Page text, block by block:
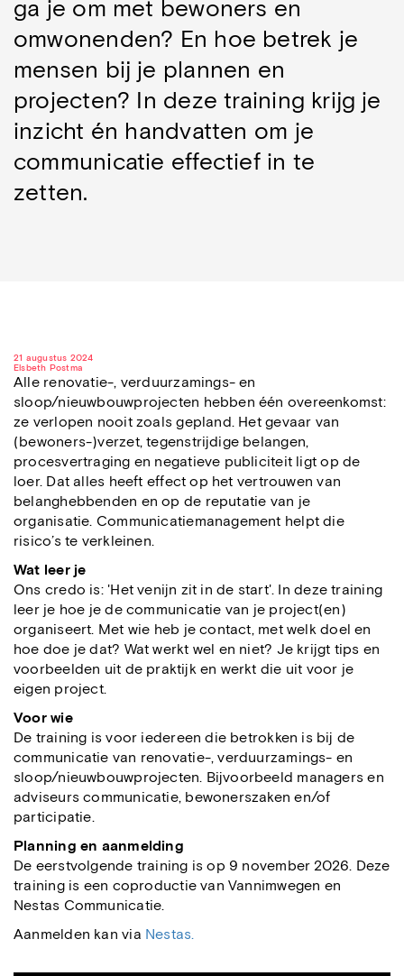
ga je om met bewoners en
omwonenden? En hoe betrek je
mensen bij je plannen en
projecten? In deze training krijg je
inzicht én handvatten om je
communicatie effectief in te
zetten.
21 augustus 2024
Elsbeth Postma
Alle renovatie-, verduurzamings- en
sloop/nieuwbouwprojecten hebben één overeenkomst:
ze verlopen nooit zoals gepland. Het gevaar van
(bewoners-)verzet, tegenstrijdige belangen,
procesvertraging en negatieve publiciteit ligt op de
loer. Dat alles heeft effect op het vertrouwen van
belanghebbenden en op de reputatie van je
organisatie. Communicatiemanagement helpt die
risico’s te verkleinen.
Wat leer je
Ons credo is: 'Het venijn zit in de start'. In deze training
leer je hoe je de communicatie van je project(en)
organiseert. Met wie heb je contact, met welk doel en
hoe doe je dat? Wat werkt wel en niet? Je krijgt tips en
voorbeelden uit de praktijk en werkt die uit voor je
eigen project.
Voor wie
De training is voor iedereen die betrokken is bij de
communicatie van renovatie-, verduurzamings- en
sloop/nieuwbouwprojecten. Bijvoorbeeld managers en
adviseurs communicatie, bewonerszaken en/of
participatie.
Planning en aanmelding
De eerstvolgende training is op 9 november 2026. Deze
training is een coproductie van Vannimwegen en
Nestas Communicatie.
Aanmelden kan via Nestas.